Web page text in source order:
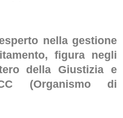
nella gestione
figura negli
della Giustizia e
(Organismo di